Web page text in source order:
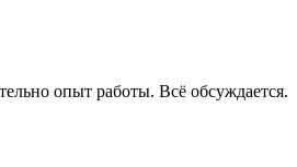
опыт работы. Всё обсуждается.